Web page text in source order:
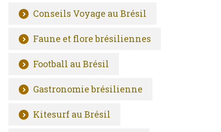
Conseils Voyage au Brésil
Faune et flore brésiliennes
Football au Brésil
Gastronomie brésilienne
Kitesurf au Brésil